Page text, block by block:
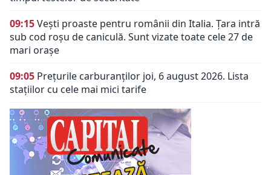
09:15Vești proaste pentru românii din Italia. Țara intră
sub cod roșu de caniculă. Sunt vizate toate cele 27 de
mari orașe
09:05 Prețurile carburanților joi, 6 august 2026. Lista
stațiilor cu cele mai mici tarife